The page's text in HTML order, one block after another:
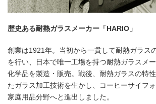
歴史ある耐熱ガラスメーカー「HARIO」
創業は1921年。当初から一貫して耐熱ガラス
を行い、日本で唯一工場を持つ耐熱ガラスメ
化学品を製造・販売。戦後、耐熱ガラスの特
たガラス加工技術を生かし、コーヒーサイフォ
家庭用品分野へと進出しました。